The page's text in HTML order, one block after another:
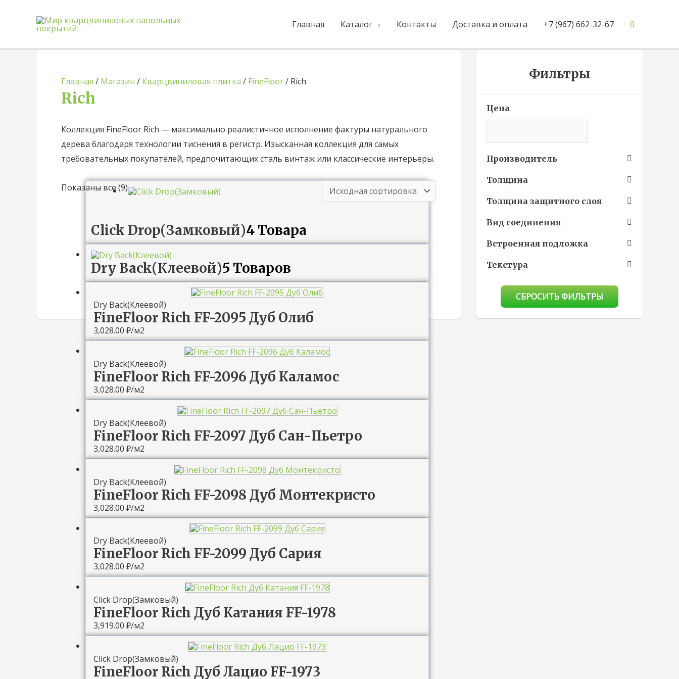
Главная Каталог Контакты Доставка и оплата +7 (967) 662-32-67 0
Главная / Магазин / Кварцвиниловая плитка / FineFloor/ Rich
Rich
Коллекция FineFloor Rich — максимально реалистичное исполнение фактуры натурального
дерева благодаря технологии тиснения в регистр. Изысканная коллекция для самых
требовательных покупателей, предпочитающих сталь винтаж или классические интерьеры.
Показаны все (9)
Click Drop(Замковый)4 Товара
Dry Back(Клеевой)5 Товаров
Dry Back(Клеевой)
FineFloor Rich FF-2095 Дуб Олиб
3,028.00 ₽/м2
Dry Back(Клеевой)
FineFloor Rich FF-2096 Дуб Каламос
3,028.00 ₽/м2
Dry Back(Клеевой)
FineFloor Rich FF-2097 Дуб Сан-Пьетро
3,028.00 ₽/м2
Dry Back(Клеевой)
FineFloor Rich FF-2098 Дуб Монтекристо
3,028.00 ₽/м2
Dry Back(Клеевой)
FineFloor Rich FF-2099 Дуб Сария
3,028.00 ₽/м2
Click Drop(Замковый)
FineFloor Rich Дуб Катания FF-1978
3,919.00 ₽/м2
Click Drop(Замковый)
FineFloor Rich Дуб Лацио FF-1973
Фильтры
Цена
Производитель
Толщина
Толщина защитного слоя
Вид соединения
Встроенная подложка
Текстура
СБРОСИТЬ ФИЛЬТРЫ